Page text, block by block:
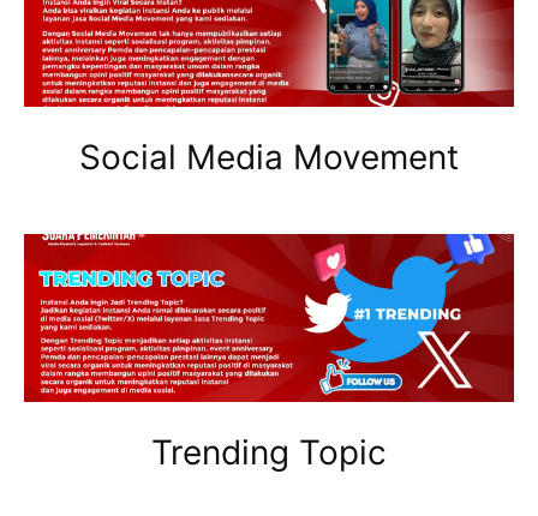
Social Media Movement
Trending Topic